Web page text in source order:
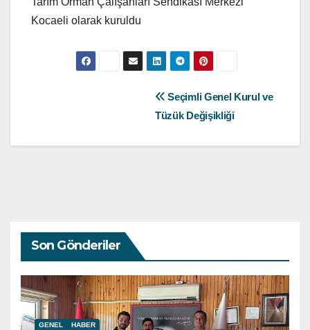
Kocaeli olarak kuruldu
Seçimli Genel Kurul ve
Tüzük Değişikliği
Son Gönderiler
GENEL HABER